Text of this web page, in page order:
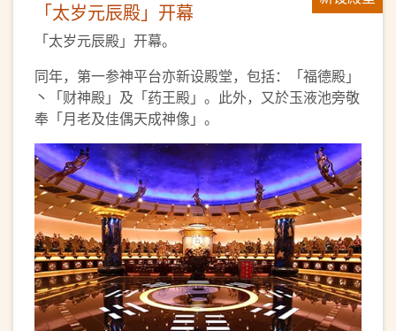
「太岁元辰殿」开幕
「太岁元辰殿」开幕。
同年，第一参神平台亦新设殿堂，包括：「福德殿」
丶「财神殿」及「药王殿」。此外，又於玉液池旁敬
奉「月老及佳偶天成神像」。